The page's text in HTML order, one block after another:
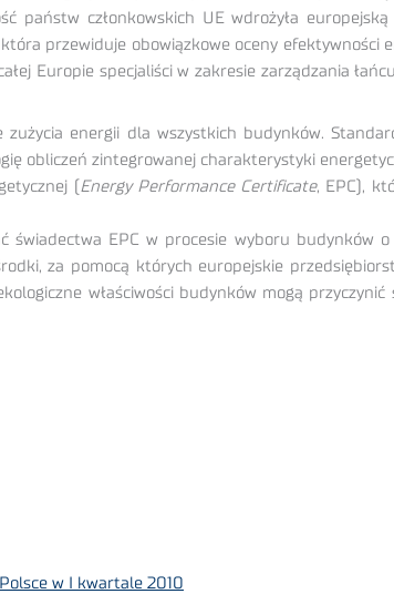
państw członkowskich UE wdrożyła
która przewiduje obowiązkowe oceny efektywności
Europie specjaliści w zakresie zarządzania
energii dla wszystkich budynków.
obliczeń zintegrowanej charakterystyki
(
Energy Performance Certificate, EPC),
świadectwa EPC w procesie wyboru budynków
za pomocą których europejskie
właściwości budynków mogą
w I kwartale 2010